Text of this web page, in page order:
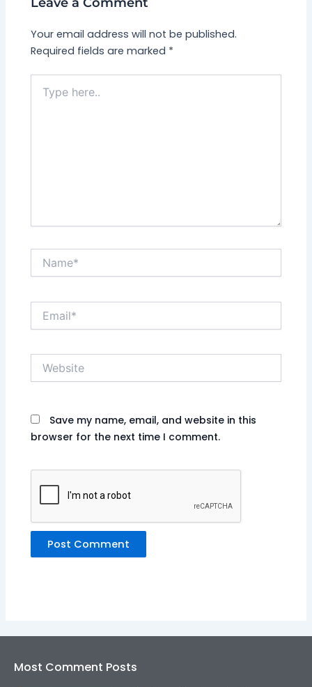
Your email address will not be published.
Required fields are marked *
here..
Name*
Website
Save my name, email, and website in this
browser for the next time I comment.
Most Comment Posts